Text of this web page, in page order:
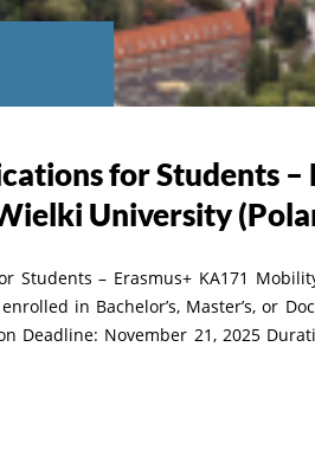
for Students
University
Students – Erasmus+ KA171
in Bachelor’s, Master’s, or
2026 –